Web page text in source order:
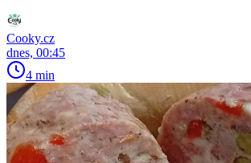
Cooky.cz
dnes, 00:45
4 min